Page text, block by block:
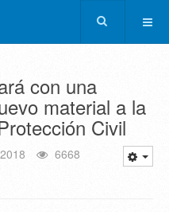
con una
material a la
Civil
6668